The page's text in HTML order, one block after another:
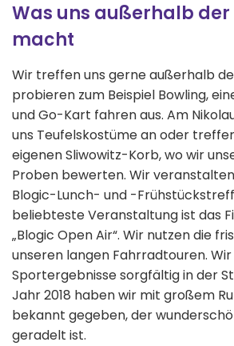
Was uns außerhalb
macht
Wir treffen uns gerne außerhalb
probieren zum Beispiel Bowling,
und Go-Kart fahren aus. Am
uns Teufelskostüme an oder
eigenen Sliwowitz-Korb, wo wir
Proben bewerten. Wir
Blogic-Lunch- und -
beliebteste Veranstaltung ist das
„Blogic Open Air“. Wir nutzen die
unseren langen Fahrradtouren.
Sportergebnisse sorgfältig in der
Jahr 2018 haben wir mit großem
bekannt gegeben, der
geradelt ist.